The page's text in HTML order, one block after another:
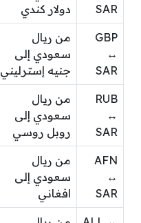
SAR
دولار كندي
GBP
↔
SAR
من ريال
سعودي إلى
جنيه إسترليني
RUB
↔
SAR
من ريال
سعودي إلى
روبل روسي
AFN
↔
SAR
من ريال
سعودي إلى
افغاني